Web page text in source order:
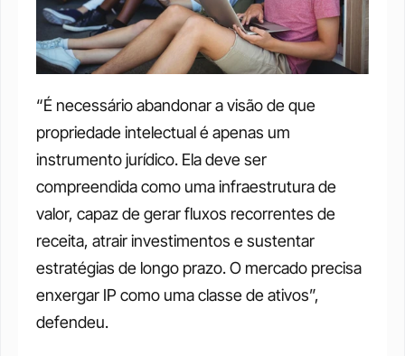
“É necessário abandonar a visão de que
propriedade intelectual é apenas um
instrumento jurídico. Ela deve ser
compreendida como uma infraestrutura de
valor, capaz de gerar fluxos recorrentes de
receita, atrair investimentos e sustentar
estratégias de longo prazo. O mercado precisa
enxergar IP como uma classe de ativos”,
defendeu.